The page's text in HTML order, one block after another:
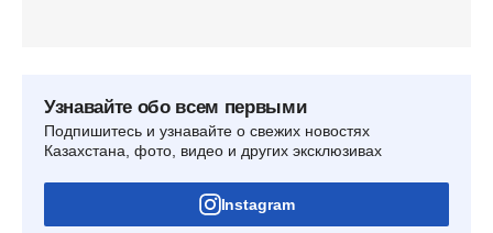
Узнавайте обо всем первыми
Подпишитесь и узнавайте о свежих новостях
Казахстана, фото, видео и других эксклюзивах
Instagram